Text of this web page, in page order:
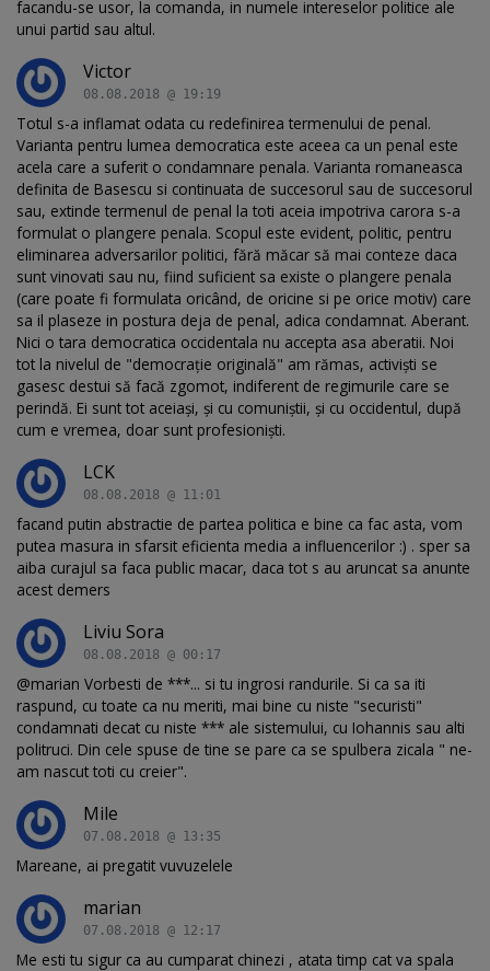
facandu-se usor, la comanda, in numele intereselor politice ale
unui partid sau altul.
Victor
08.08.2018 @ 19:19
Totul s-a inflamat odata cu redefinirea termenului de penal.
Varianta pentru lumea democratica este aceea ca un penal este
acela care a suferit o condamnare penala. Varianta romaneasca
definita de Basescu si continuata de succesorul sau de succesorul
sau, extinde termenul de penal la toti aceia impotriva carora s-a
formulat o plangere penala. Scopul este evident, politic, pentru
eliminarea adversarilor politici, fără măcar să mai conteze daca
sunt vinovati sau nu, fiind suficient sa existe o plangere penala
(care poate fi formulata oricând, de oricine si pe orice motiv) care
sa il plaseze in postura deja de penal, adica condamnat. Aberant.
Nici o tara democratica occidentala nu accepta asa aberatii. Noi
tot la nivelul de "democrație originală" am rămas, activiști se
gasesc destui să facă zgomot, indiferent de regimurile care se
perindă. Ei sunt tot aceiași, și cu comuniștii, și cu occidentul, după
cum e vremea, doar sunt profesioniști.
LCK
08.08.2018 @ 11:01
facand putin abstractie de partea politica e bine ca fac asta, vom
putea masura in sfarsit eficienta media a influencerilor :) . sper sa
aiba curajul sa faca public macar, daca tot s au aruncat sa anunte
acest demers
Liviu Sora
08.08.2018 @ 00:17
@marian Vorbesti de ***... si tu ingrosi randurile. Si ca sa iti
raspund, cu toate ca nu meriti, mai bine cu niste "securisti"
condamnati decat cu niste *** ale sistemului, cu Iohannis sau alti
politruci. Din cele spuse de tine se pare ca se spulbera zicala " ne-
am nascut toti cu creier".
Mile
07.08.2018 @ 13:35
Mareane, ai pregatit vuvuzelele
marian
07.08.2018 @ 12:17
Me esti tu sigur ca au cumparat chinezi , atata timp cat va spala